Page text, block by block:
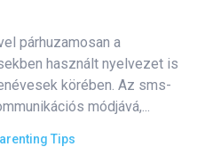
párhuzamosan a
használt nyelvezet is
körében. Az sms-
módjává,...
Tips